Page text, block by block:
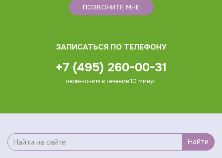
ПОЗВОНИТЕ МНЕ
ЗАПИСАТЬСЯ ПО ТЕЛЕФОНУ
+7 (495) 260-00-31
перезвоним в течение 10 минут
Найти